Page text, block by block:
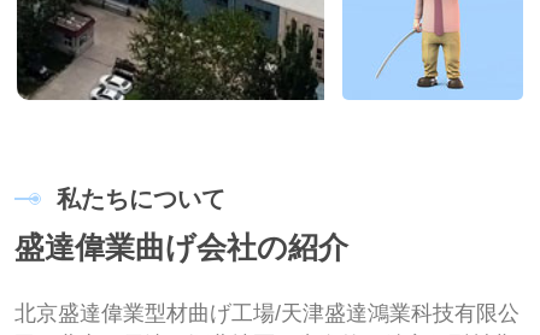
私たちについて
盛達偉業曲げ会社の紹介
北京盛達偉業型材曲げ工場/天津盛達鴻業科技有限公